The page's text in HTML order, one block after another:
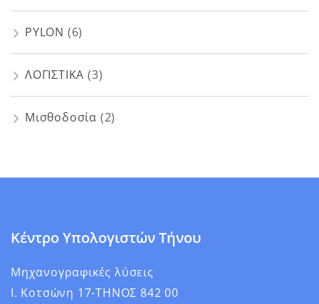
PYLON (6)
ΛΟΓΙΣΤΙΚΑ (3)
Μισθοδοσία (2)
Κέντρο Υπολογιστών Τήνου
Μηχανογραφικές λύσεις
Ι. Κοτσώνη 17-ΤΗΝΟΣ 842 00